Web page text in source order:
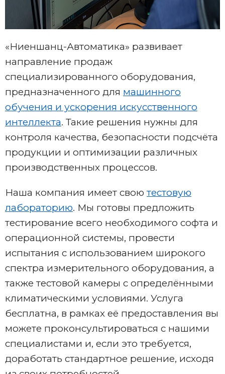
«Ниеншанц-Автоматика» развивает
направление продаж
специализированного оборудования,
предназначенного для машинного
обучения и ускорения искусственного
интеллекта. Такие решения нужны для
контроля качества, безопасности подсчёта
продукции и оптимизации различных
производственных процессов.
Наша компания имеет свою тестовую
лабораторию. Мы готовы предложить
тестирование всего необходимого софта и
операционной системы, провести
испытания с использованием широкого
спектра измерительного оборудования, а
также тестовой камеры с определёнными
климатическими условиями. Услуга
бесплатна, в рамках её предоставления вы
можете проконсультироваться с нашими
специалистами и, если это требуется,
доработать стандартное решение, исходя